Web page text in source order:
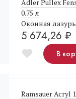
Adler Pullex
0.75 л
Оконная лазурь
5 674,26 ₽
В
Ramsauer Acryl